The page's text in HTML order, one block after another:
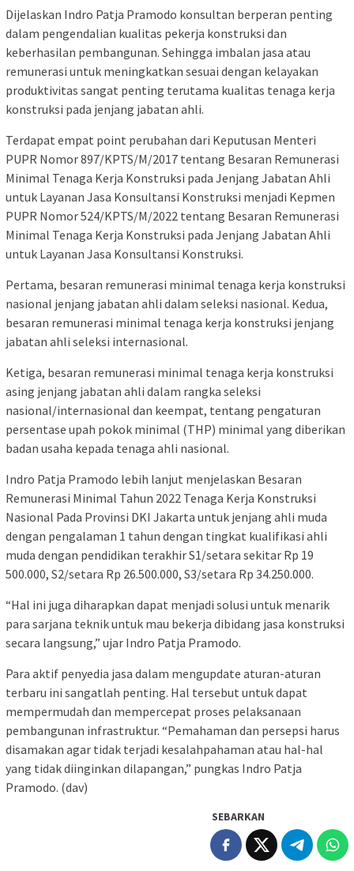
Dijelaskan Indro Patja Pramodo konsultan berperan penting
dalam pengendalian kualitas pekerja konstruksi dan
keberhasilan pembangunan. Sehingga imbalan jasa atau
remunerasi untuk meningkatkan sesuai dengan kelayakan
produktivitas sangat penting terutama kualitas tenaga kerja
konstruksi pada jenjang jabatan ahli.
Terdapat empat point perubahan dari Keputusan Menteri
PUPR Nomor 897/KPTS/M/2017 tentang Besaran Remunerasi
Minimal Tenaga Kerja Konstruksi pada Jenjang Jabatan Ahli
untuk Layanan Jasa Konsultansi Konstruksi menjadi Kepmen
PUPR Nomor 524/KPTS/M/2022 tentang Besaran Remunerasi
Minimal Tenaga Kerja Konstruksi pada Jenjang Jabatan Ahli
untuk Layanan Jasa Konsultansi Konstruksi.
Pertama, besaran remunerasi minimal tenaga kerja konstruksi
nasional jenjang jabatan ahli dalam seleksi nasional. Kedua,
besaran remunerasi minimal tenaga kerja konstruksi jenjang
jabatan ahli seleksi internasional.
Ketiga, besaran remunerasi minimal tenaga kerja konstruksi
asing jenjang jabatan ahli dalam rangka seleksi
nasional/internasional dan keempat, tentang pengaturan
persentase upah pokok minimal (THP) minimal yang diberikan
badan usaha kepada tenaga ahli nasional.
Indro Patja Pramodo lebih lanjut menjelaskan Besaran
Remunerasi Minimal Tahun 2022 Tenaga Kerja Konstruksi
Nasional Pada Provinsi DKI Jakarta untuk jenjang ahli muda
dengan pengalaman 1 tahun dengan tingkat kualifikasi ahli
muda dengan pendidikan terakhir S1/setara sekitar Rp 19
500.000, S2/setara Rp 26.500.000, S3/setara Rp 34.250.000.
“Hal ini juga diharapkan dapat menjadi solusi untuk menarik
para sarjana teknik untuk mau bekerja dibidang jasa konstruksi
secara langsung,” ujar Indro Patja Pramodo.
Para aktif penyedia jasa dalam mengupdate aturan-aturan
terbaru ini sangatlah penting. Hal tersebut untuk dapat
mempermudah dan mempercepat proses pelaksanaan
pembangunan infrastruktur. “Pemahaman dan persepsi harus
disamakan agar tidak terjadi kesalahpahaman atau hal-hal
yang tidak diinginkan dilapangan,” pungkas Indro Patja
Pramodo. (dav)
SEBARKAN